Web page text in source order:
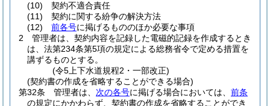
(10)
契約不適合責任
(11)
契約に関する紛争の解決方法
(12)
前各号に掲げるもののほか必要な事項
2
管理者は、契約内容を記録した電磁的記録を作成するとき
は、法第234条第5項の規定による総務省令で定める措置を
講ずるものとする。
(令5上下水道規程2・一部改正)
(契約書の作成を省略することができる場合)
第32条
管理者は、 次の各号に掲げる場合においては、 前条
の規定にかかわらず、契約書の作成を省略することができ